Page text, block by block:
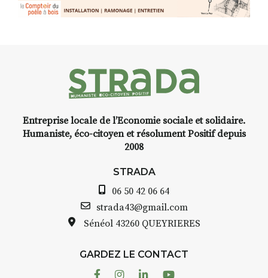
installation temporaire vous
INTERVIEW
avez ouvert une galerie à
Auzon…
Bernard TURLE Le Fumoir n’est
pas une galerie permanente.
AuzonToujours organise
dans le village. Des artistes et
Entreprise locale de l’Economie sociale et solidaire.
Humaniste, éco-citoyen et résolument Positif depuis
2008
STRADA
06 50 42 06 64
strada43@gmail.com
Sénéol 43260 QUEYRIERES
GARDEZ LE CONTACT
FacebookInstagram
LinkedinYoutube